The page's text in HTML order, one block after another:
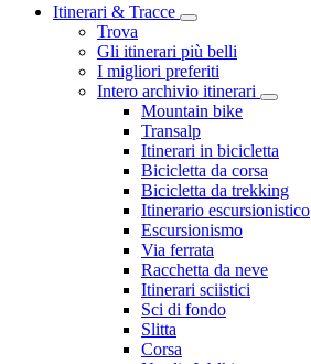
Itinerari & Tracce
Trova
Gli itinerari più belli
I migliori preferiti
Intero archivio itinerari
Mountain bike
Transalp
Itinerari in bicicletta
Bicicletta da corsa
Bicicletta da trekking
Itinerario escursionistico
Escursionismo
Via ferrata
Racchetta da neve
Itinerari sciistici
Sci di fondo
Slitta
Corsa